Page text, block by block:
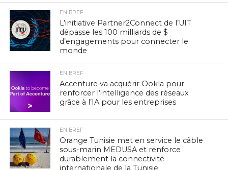
EN BREF
L’initiative Partner2Connect de l’UIT
dépasse les 100 milliards de $
d’engagements pour connecter le
monde
EN BREF
Accenture va acquérir Ookla pour
renforcer l’intelligence des réseaux
grâce à l’IA pour les entreprises
EN BREF
Orange Tunisie met en service le câble
sous-marin MEDUSA et renforce
durablement la connectivité
internationale de la Tunisie